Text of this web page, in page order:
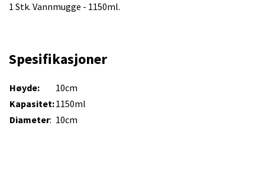
1 Stk. Vannmugge - 1150ml.
Spesifikasjoner
Høyde:
10cm
Kapasitet:1150ml
Diameter: 10cm